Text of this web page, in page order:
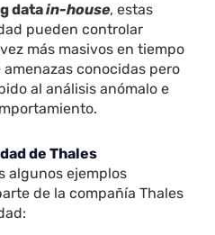
datain-house, estas
pueden controlar
más masivos en tiempo
conocidas pero
al análisis anómalo e
de Thales
algunos ejemplos
de la compañía Thales